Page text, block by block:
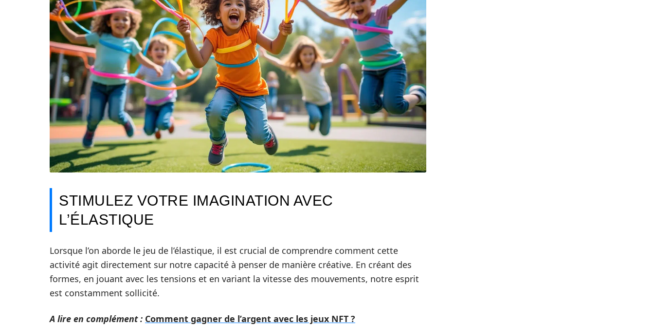
STIMULEZ VOTRE IMAGINATION AVEC
L’ÉLASTIQUE
Lorsque l’on aborde le jeu de l’élastique, il est crucial de comprendre comment cette
activité agit directement sur notre capacité à penser de manière créative. En créant des
formes, en jouant avec les tensions et en variant la vitesse des mouvements, notre esprit
est constamment sollicité.
A lire en complément : Comment gagner de l’argent avec les jeux NFT ?